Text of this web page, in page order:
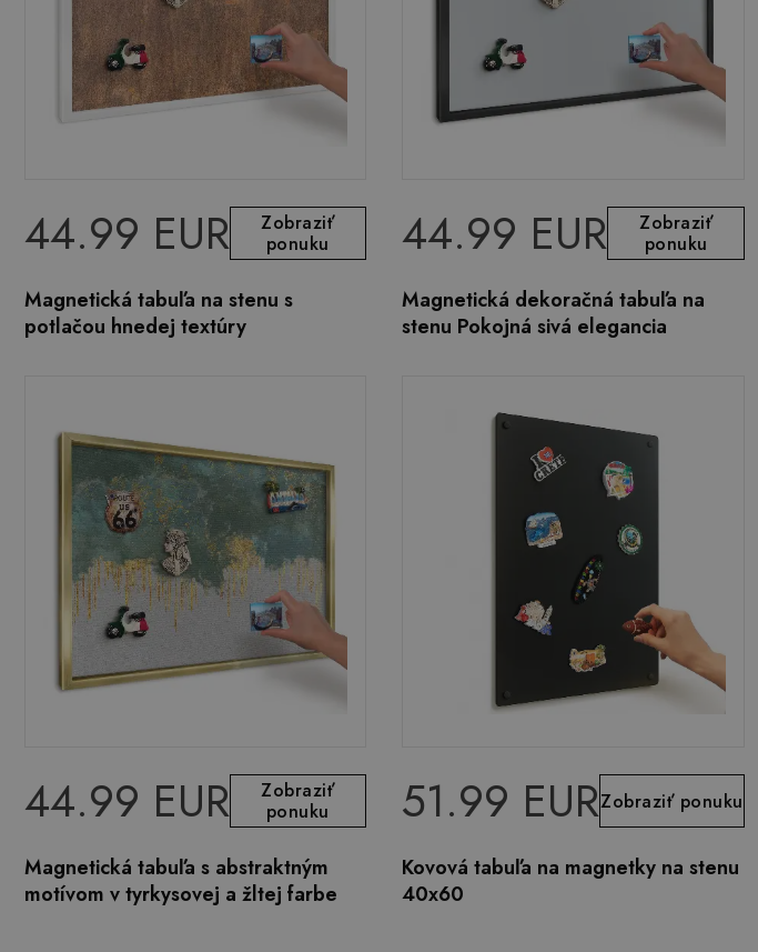
44.99 EUR
Zobraziť
ponuku
Magnetická tabuľa na stenu s
potlačou hnedej textúry
44.99 EUR
Zobraziť
ponuku
Magnetická dekoračná tabuľa na
stenu Pokojná sivá elegancia
44.99 EUR
Zobraziť
ponuku
Magnetická tabuľa s abstraktným
motívom v tyrkysovej a žltej farbe
51.99 EURZobraziť ponuku
Kovová tabuľa na magnetky na stenu
40x60